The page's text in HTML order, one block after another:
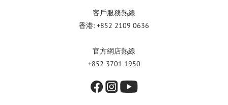
客戶服務熱線
香港: +852 2109 0636
官方網店熱線
+852 3701 1950